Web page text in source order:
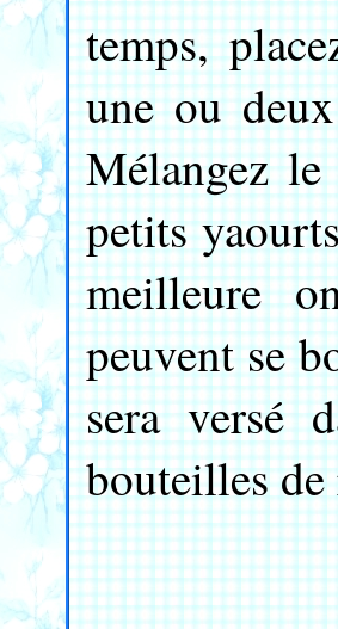
temps,
une ou
Mélangez
petits
meilleure
peuvent se
sera versé
bouteilles